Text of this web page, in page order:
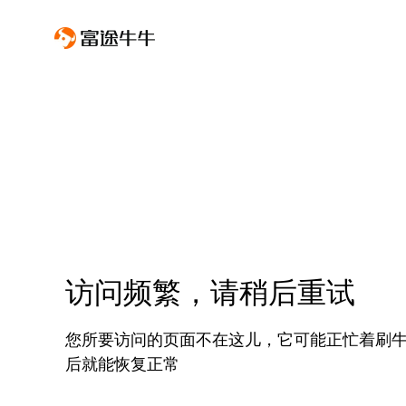
访问频繁，请稍后重试
您所要访问的页面不在这儿，它可能正忙着刷
后就能恢复正常